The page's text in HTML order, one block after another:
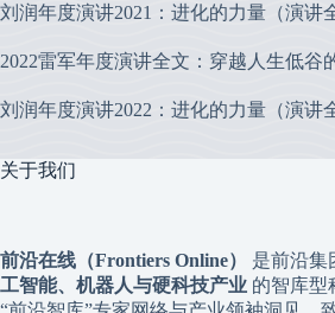
刘润年度演讲2021：进化的力量（演讲
2022雷军年度演讲全文：穿越人生低谷
刘润年度演讲2022：进化的力量（演讲
关于我们
前沿在线（Frontiers Online） 是前沿集
工智能、机器人与硬科技产业 的智库型